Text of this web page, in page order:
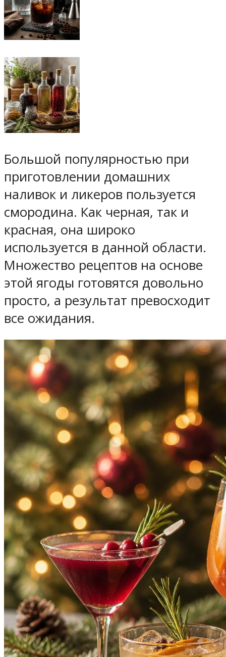
Большой популярностью при
приготовлении домашних
наливок и ликеров пользуется
смородина. Как черная, так и
красная, она широко
используется в данной области.
Множество рецептов на основе
этой ягоды готовятся довольно
просто, а результат превосходит
все ожидания.